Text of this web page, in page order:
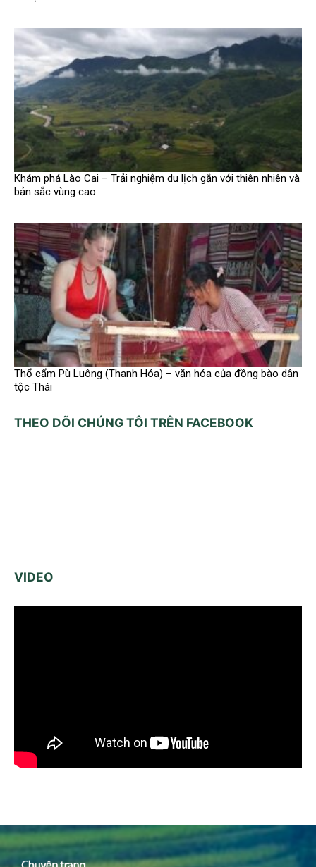
Khám phá Lào Cai – Trải nghiệm du lịch gắn với thiên nhiên và
bản sắc vùng cao
Thổ cẩm Pù Luông (Thanh Hóa) – văn hóa của đồng bào dân
tộc Thái
THEO DÕI CHÚNG TÔI TRÊN FACEBOOK
VIDEO